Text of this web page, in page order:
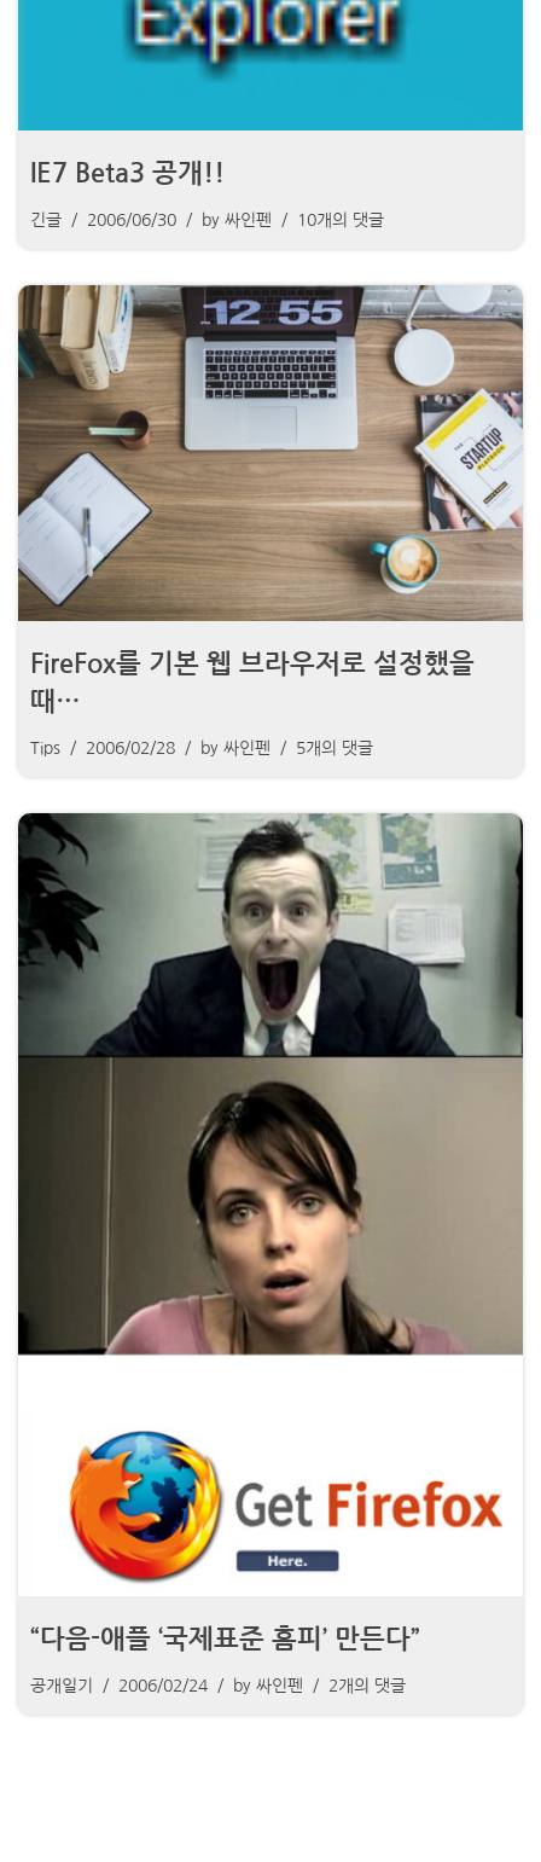
IE7 Beta3 공개!!
긴글 2006/06/30 by 싸인펜 10개의 댓글
FireFox를 기본 웹 브라우저로 설정했을
때…
Tips 2006/02/28 by 싸인펜 5개의 댓글
“다음-애플 ‘국제표준 홈피’ 만든다”
공개일기 2006/02/24 by 싸인펜 2개의 댓글